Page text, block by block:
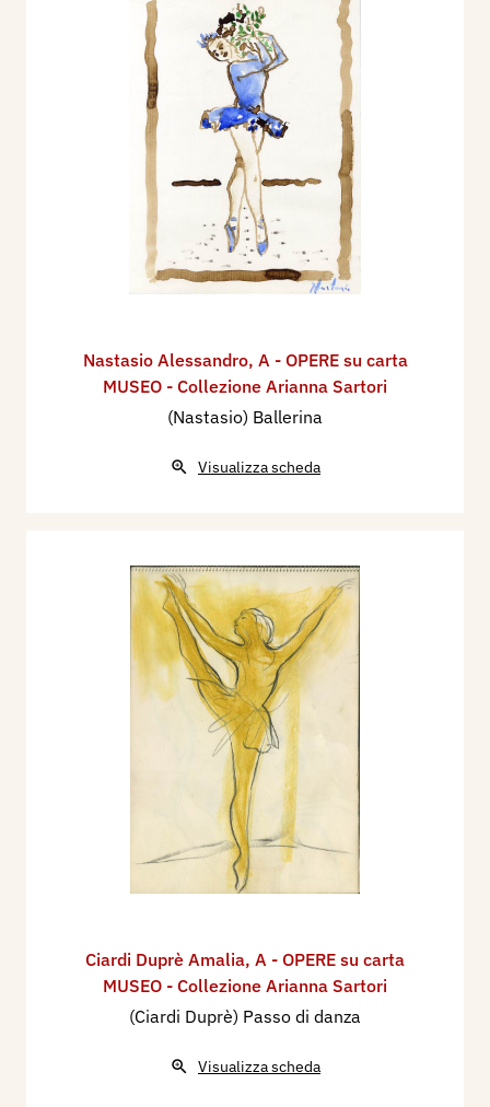
Nastasio Alessandro, A - OPERE su carta
MUSEO - Collezione Arianna Sartori
(Nastasio) Ballerina
Visualizza scheda
Ciardi Duprè Amalia, A - OPERE su carta
MUSEO - Collezione Arianna Sartori
(Ciardi Duprè) Passo di danza
Visualizza scheda